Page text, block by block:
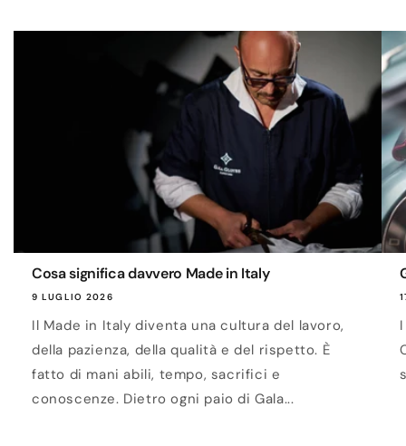
Cosa significa davvero Made in Italy
9 LUGLIO 2026
Il Made in Italy diventa una cultura del lavoro,
della pazienza, della qualità e del rispetto. È
fatto di mani abili, tempo, sacrifici e
conoscenze. Dietro ogni paio di Gala...